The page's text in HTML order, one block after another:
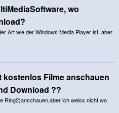
wo
Art wie der Windows Media Player ist, aber
kostenlos Filme anschauen
Download ??
Ring2)anschauen,aber ich weiss nicht wo